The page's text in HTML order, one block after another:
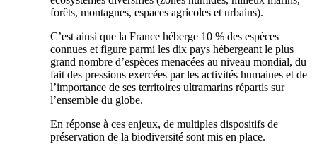
forêts, montagnes, espaces agricoles et urbains).
C’est ainsi que la France héberge 10 % des espèces
connues et figure parmi les dix pays hébergeant le plus
grand nombre d’espèces menacées au niveau mondial, du
fait des pressions exercées par les activités humaines et de
l’importance de ses territoires ultramarins répartis sur
l’ensemble du globe.
En réponse à ces enjeux, de multiples dispositifs de
préservation de la biodiversité sont mis en place.